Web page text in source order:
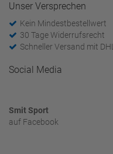
Unser Versprechen
Kein Mindestbestellwert
30 Tage Widerrufsrecht
Schneller Versand mit DHL
Social Media
Smit Sport
auf Facebook